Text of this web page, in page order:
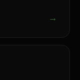
→